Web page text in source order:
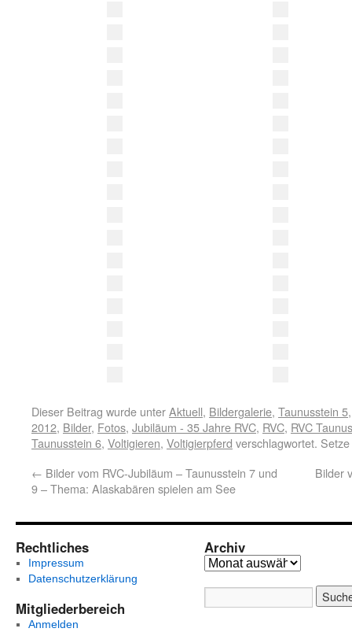
Dieser Beitrag wurde unterAktuell, Bildergalerie, Taunusstein 5
2012, Bilder, Fotos, Jubiläum - 35 Jahre RVC, RVC, RVC
Taunusstein 6, Voltigieren, Voltigierpferd verschlagwortet.
← Bilder vom RVC-Jubiläum – Taunusstein 7 und
9 – Thema: Alaskabären spielen am See
Bilder
Rechtliches
Impressum
Datenschutzerklärung
Mitgliederbereich
Anmelden
Archiv